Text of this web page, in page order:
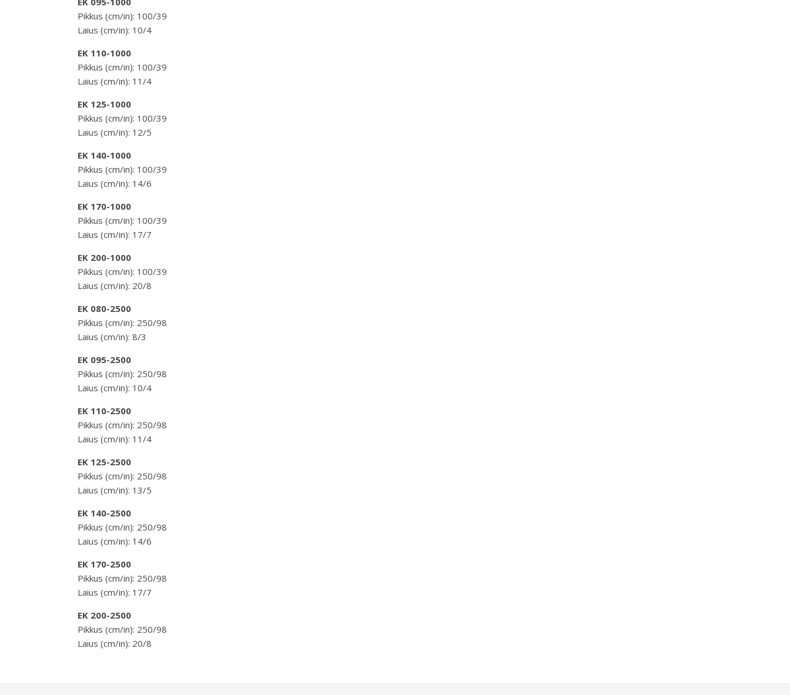
Pikkus (cm/in): 100/39
Laius (cm/in): 10/4
EK 110-1000
Pikkus (cm/in): 100/39
Laius (cm/in): 11/4
EK 125-1000
Pikkus (cm/in): 100/39
Laius (cm/in): 12/5
EK 140-1000
Pikkus (cm/in): 100/39
Laius (cm/in): 14/6
EK 170-1000
Pikkus (cm/in): 100/39
Laius (cm/in): 17/7
EK 200-1000
Pikkus (cm/in): 100/39
Laius (cm/in): 20/8
EK 080-2500
Pikkus (cm/in): 250/98
Laius (cm/in): 8/3
EK 095-2500
Pikkus (cm/in): 250/98
Laius (cm/in): 10/4
EK 110-2500
Pikkus (cm/in): 250/98
Laius (cm/in): 11/4
EK 125-2500
Pikkus (cm/in): 250/98
Laius (cm/in): 13/5
EK 140-2500
Pikkus (cm/in): 250/98
Laius (cm/in): 14/6
EK 170-2500
Pikkus (cm/in): 250/98
Laius (cm/in): 17/7
EK 200-2500
Pikkus (cm/in): 250/98
Laius (cm/in): 20/8